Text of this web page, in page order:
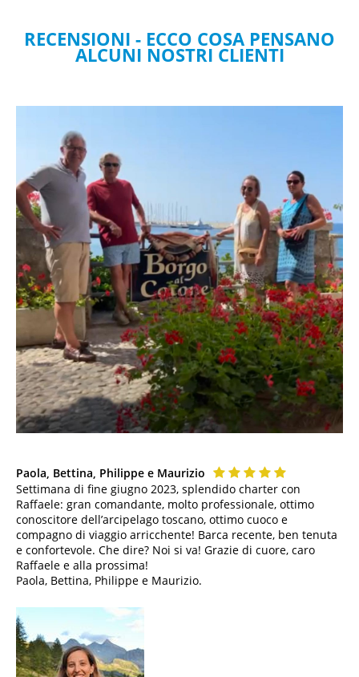
RECENSIONI - ECCO COSA PENSANO
ALCUNI NOSTRI CLIENTI
Paola, Bettina, Philippe e Maurizio
Settimana di fine giugno 2023, splendido charter con
Raffaele: gran comandante, molto professionale, ottimo
conoscitore dell’arcipelago toscano, ottimo cuoco e
compagno di viaggio arricchente! Barca recente, ben tenuta
e confortevole. Che dire? Noi si va! Grazie di cuore, caro
Raffaele e alla prossima!
Paola, Bettina, Philippe e Maurizio.